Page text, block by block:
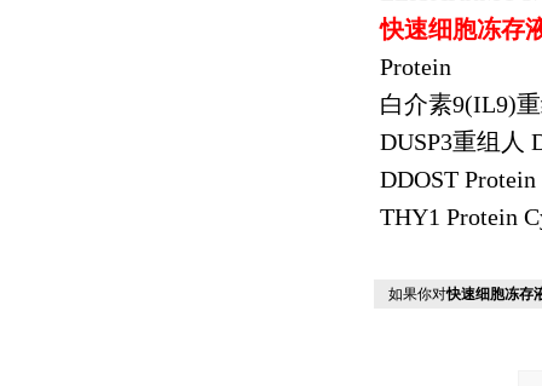
快速细胞冻存
Protein
白介素9(IL9)
DUSP3重组人
DDOST
THY1 Protein
如果你对快速细胞冻存